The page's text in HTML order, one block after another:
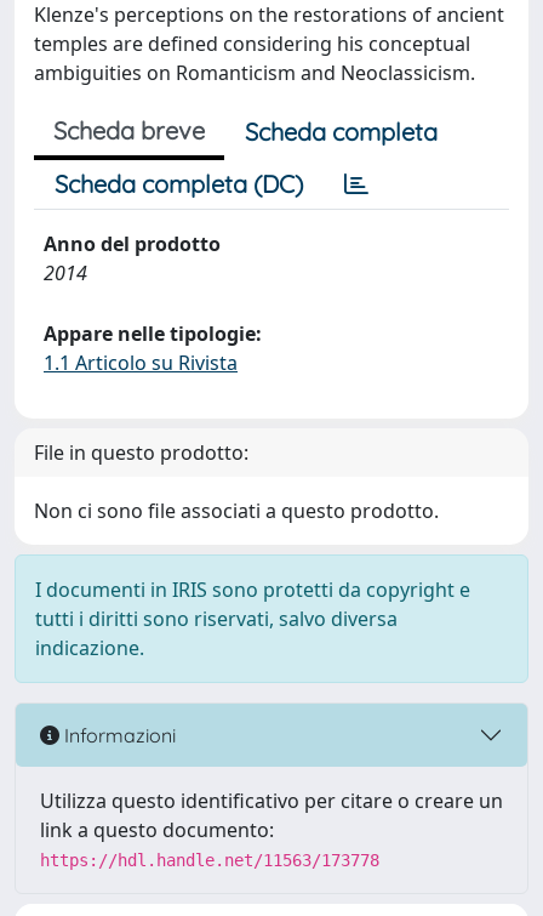
Klenze's perceptions on the restorations of ancient
temples are defined considering his conceptual
ambiguities on Romanticism and Neoclassicism.
Scheda breve
Scheda completa
Scheda completa (DC)
Anno del prodotto
2014
Appare nelle tipologie:
1.1 Articolo su Rivista
File in questo prodotto:
Non ci sono file associati a questo prodotto.
I documenti in IRIS sono protetti da copyright e
tutti i diritti sono riservati, salvo diversa
indicazione.
Informazioni
Utilizza questo identificativo per citare o creare un
link a questo documento:
https://hdl.handle.net/11563/173778